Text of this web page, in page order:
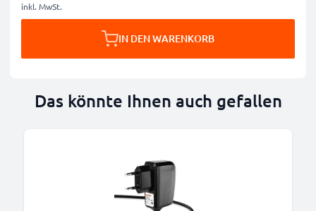
inkl. MwSt.
IN DEN WARENKORB
Das könnte Ihnen auch gefallen